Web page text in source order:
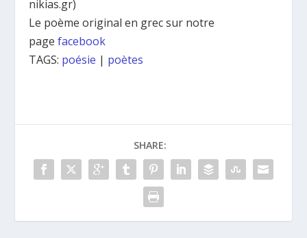
nikias.gr)
Le poème original en grec sur notre
pagefacebook
TAGS: poésie | poètes
SHARE: